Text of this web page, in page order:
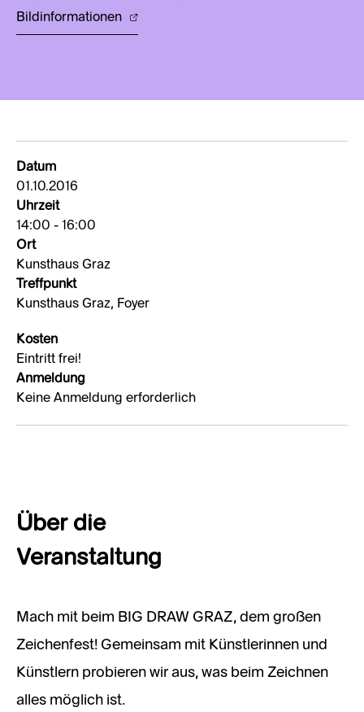
Bildinformationen
Datum
01.10.2016
Uhrzeit
14:00 - 16:00
Ort
Kunsthaus Graz
Treffpunkt
Kunsthaus Graz, Foyer
Kosten
Eintritt frei!
Anmeldung
Keine Anmeldung erforderlich
Über die
Veranstaltung
Mach mit beim BIG DRAW GRAZ, dem großen
Zeichenfest! Gemeinsam mit Künstlerinnen und
Künstlern probieren wir aus, was beim Zeichnen
alles möglich ist.